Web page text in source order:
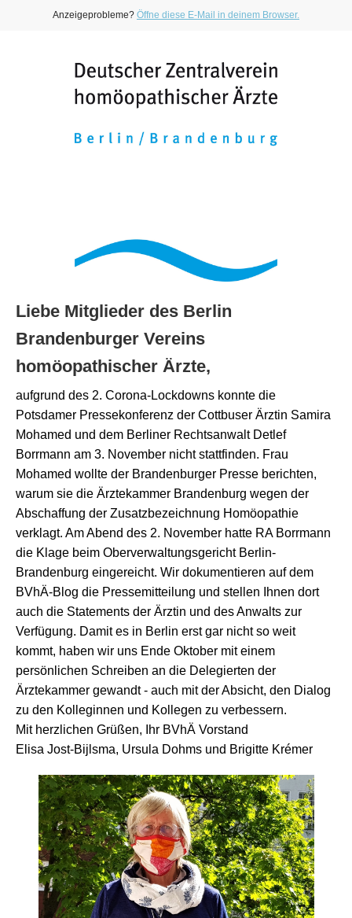
Anzeigeprobleme? Öffne diese E-Mail in deinem Browser.
Liebe Mitglieder des Berlin
Brandenburger Vereins
homöopathischer Ärzte,
aufgrund des 2. Corona-Lockdowns konnte die
Potsdamer Pressekonferenz der Cottbuser Ärztin Samira
Mohamed und dem Berliner Rechtsanwalt Detlef
Borrmann am 3. November nicht stattfinden. Frau
Mohamed wollte der Brandenburger Presse berichten,
warum sie die Ärztekammer Brandenburg wegen der
Abschaffung der Zusatzbezeichnung Homöopathie
verklagt. Am Abend des 2. November hatte RA Borrmann
die Klage beim Oberverwaltungsgericht Berlin-
Brandenburg eingereicht. Wir dokumentieren auf dem
BVhÄ-Blog die Pressemitteilung und stellen Ihnen dort
auch die Statements der Ärztin und des Anwalts zur
Verfügung. Damit es in Berlin erst gar nicht so weit
kommt, haben wir uns Ende Oktober mit einem
persönlichen Schreiben an die Delegierten der
Ärztekammer gewandt - auch mit der Absicht, den Dialog
zu den Kolleginnen und Kollegen zu verbessern.
Mit herzlichen Grüßen, Ihr BVhÄ Vorstand
Elisa Jost-Bijlsma, Ursula Dohms und Brigitte Krémer